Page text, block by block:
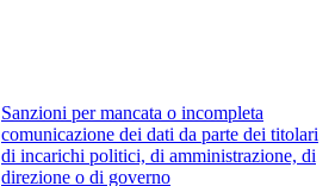
Sanzioni per mancata o incompleta
comunicazione dei dati da parte dei titolari
di incarichi politici, di amministrazione, di
direzione o di governo